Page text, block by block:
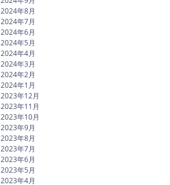
2024年8月
2024年7月
2024年6月
2024年5月
2024年4月
2024年3月
2024年2月
2024年1月
2023年12月
2023年11月
2023年10月
2023年9月
2023年8月
2023年7月
2023年6月
2023年5月
2023年4月